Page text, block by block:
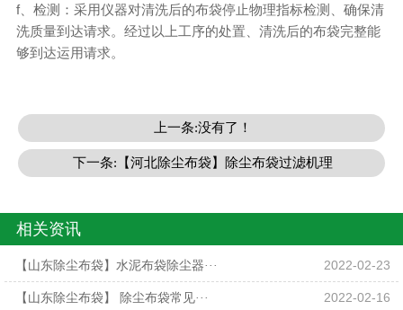
f、检测：采用仪器对清洗后的布袋停止物理指标检测、确保清
洗质量到达请求。经过以上工序的处置、清洗后的布袋完整能
够到达运用请求。
上一条:没有了！
下一条:【河北除尘布袋】除尘布袋过滤机理
相关资讯
2022-02-23
【山东除尘布袋】水泥布袋除尘器···
2022-02-16
【山东除尘布袋】 除尘布袋常见···